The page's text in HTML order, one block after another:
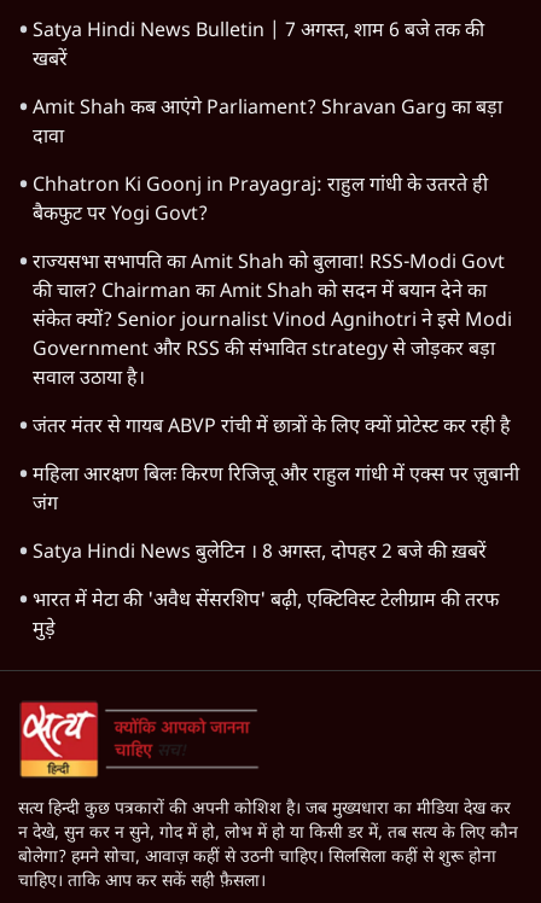
Satya Hindi News Bulletin | 7 अगस्त, शाम 6 बजे तक की
खबरें
Amit Shah कब आएंगे Parliament? Shravan Garg का बड़ा
दावा
Chhatron Ki Goonj in Prayagraj: राहुल गांधी के उतरते ही
बैकफुट पर Yogi Govt?
राज्यसभा सभापति का Amit Shah को बुलावा! RSS-Modi Govt
की चाल? Chairman का Amit Shah को सदन में बयान देने का
संकेत क्यों? Senior journalist Vinod Agnihotri ने इसे Modi
Government और RSS की संभावित strategy से जोड़कर बड़ा
सवाल उठाया है।
जंतर मंतर से गायब ABVP रांची में छात्रों के लिए क्यों प्रोटेस्ट कर रही है
महिला आरक्षण बिलः किरण रिजिजू और राहुल गांधी में एक्स पर ज़ुबानी
जंग
Satya Hindi News बुलेटिन । 8 अगस्त, दोपहर 2 बजे की ख़बरें
भारत में मेटा की 'अवैध सेंसरशिप' बढ़ी, एक्टिविस्ट टेलीग्राम की तरफ
मुड़े
सत्य हिन्दी कुछ पत्रकारों की अपनी कोशिश है। जब मुख्यधारा का मीडिया देख कर
न देखे, सुन कर न सुने, गोद में हो, लोभ में हो या किसी डर में, तब सत्य के लिए कौन
बोलेगा? हमने सोचा, आवाज़ कहीं से उठनी चाहिए। सिलसिला कहीं से शुरू होना
चाहिए। ताकि आप कर सकें सही फ़ैसला।